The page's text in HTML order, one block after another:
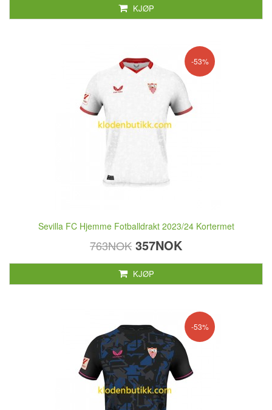
KJØP
-53%
Sevilla FC Hjemme Fotballdrakt 2023/24 Kortermet
763NOK 357NOK
KJØP
-53%